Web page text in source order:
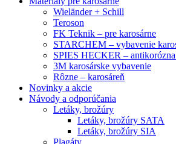
Wieländer + Schill
Teroson
FK Teknik – pre karosárne
STARCHEM – vybavenie
SPIES HECKER – antikorózna
3M karosárske vybavenie
Rôzne – karosáreň
Novinky a akcie
Návody a odporúčania
Letáky, brožúry
Letáky, brožúry SATA
Letáky, brožúry SIA
Plagáty